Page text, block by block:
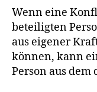
Wenn eine
beteiligten
aus eigener
können, kann
Person aus